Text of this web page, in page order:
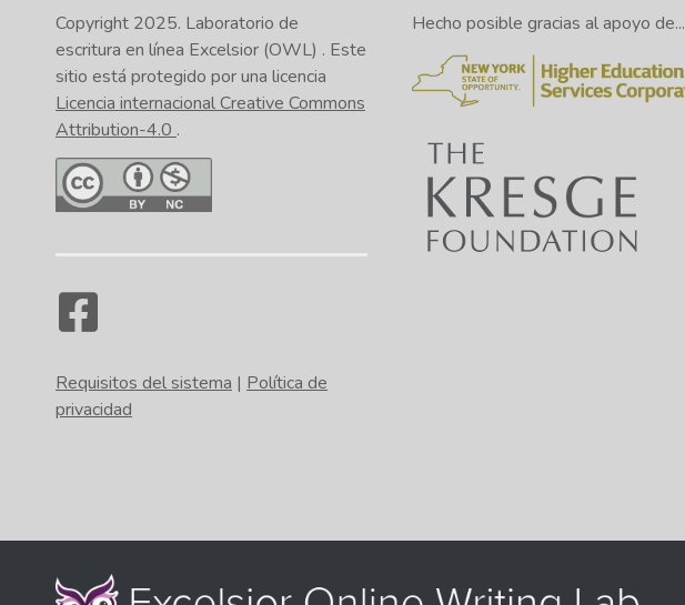
Copyright 2025. Laboratorio de
escritura en línea Excelsior (OWL) . Este
sitio está protegido por una licencia
Licencia internacional Creative Commons
Attribution-4.0 .
Requisitos del sistema | Política de
privacidad
Hecho posible gracias al apoyo de...